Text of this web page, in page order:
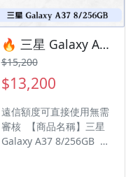
您安排快速審核及回報審
核進度 LINE
ID:@kjg6280d 大呼小叫
辰通訊行 雲林縣虎尾鎮林
森路二段200號 電話:05-
6339809 在地經營12年店
🔥 三星 Galaxy A37 8/256GB 有額度快速過件 🎯 想換新機？現在就是最佳時機！現貨當天審件當天過件即可以馬上寄出
$15,200
$13,200
遠信額度可直接使用無需
審核 【商品名稱】三星
Galaxy A37 8/256GB